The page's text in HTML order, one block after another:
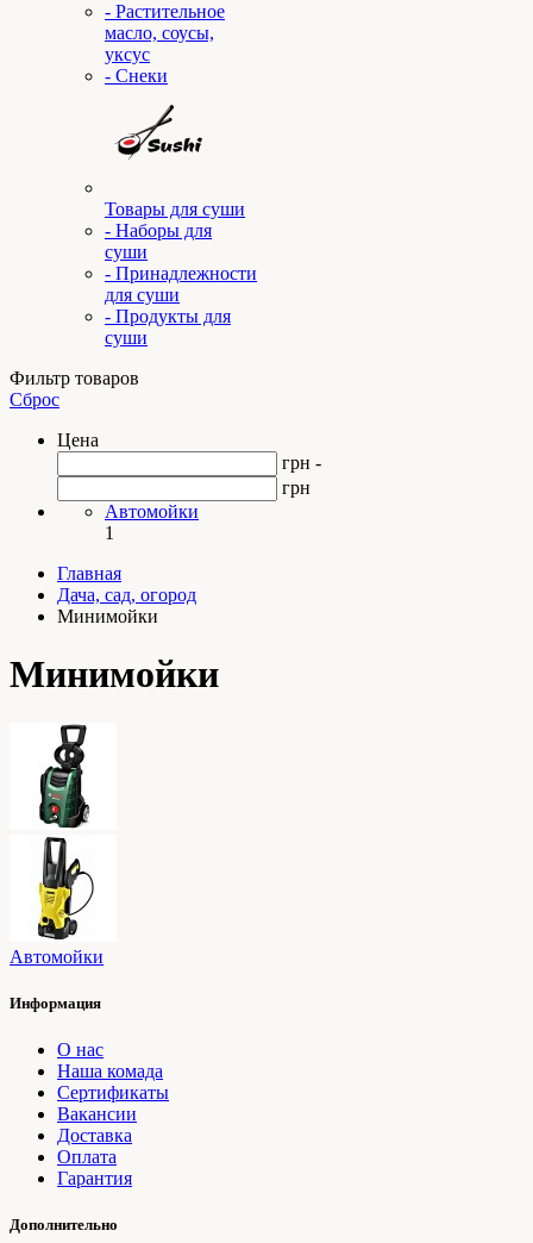
- Растительное
масло, соусы,
уксус
- Снеки
Товары для суши
- Наборы для
суши
- Принадлежности
для суши
- Продукты для
суши
Фильтр товаров
Сброс
Цена
грн -
грн
Автомойки
1
Главная
Дача, сад, огород
Минимойки
Минимойки
Автомойки
Информация
О нас
Наша комада
Сертификаты
Вакансии
Доставка
Оплата
Гарантия
Дополнительно